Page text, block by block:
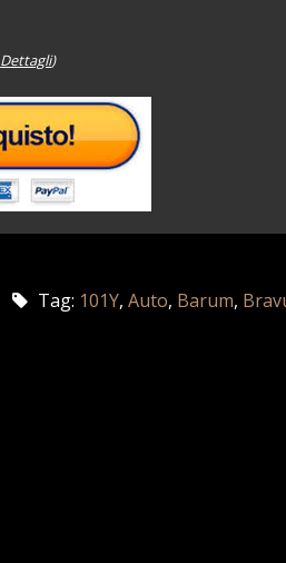
Dettagli)
Tag: 101Y,Auto, Barum,